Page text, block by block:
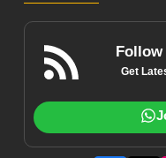
Follow
Get